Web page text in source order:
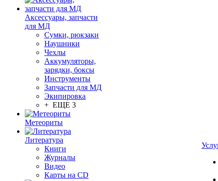
Аксессуары, запчасти
для МД
Сумки, рюкзаки
Наушники
Чехлы
Аккумуляторы,
зарядки, боксы
Инструменты
Запчасти для МД
Экипировка
+ ЕЩЕ 3
Метеориты
Литература
Книги
Журналы
Видео
Карты на CD